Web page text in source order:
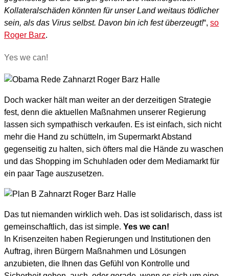
Kollateralschäden könnten für unser Land weitaus tödlicher
sein, als das Virus selbst. Davon bin ich fest überzeugt!“, so
Roger Barz.
Yes we can!
Doch wacker hält man weiter an der derzeitigen Strategie
fest, denn die aktuellen Maßnahmen unserer Regierung
lassen sich sympathisch verkaufen. Es ist einfach, sich nicht
mehr die Hand zu schütteln, im Supermarkt Abstand
gegenseitig zu halten, sich öfters mal die Hände zu waschen
und das Shopping im Schuhladen oder dem Mediamarkt für
ein paar Tage auszusetzen.
Das tut niemanden wirklich weh. Das ist solidarisch, dass ist
gemeinschaftlich, das ist simple. Yes we can!
In Krisenzeiten haben Regierungen und Institutionen den
Auftrag, ihren Bürgern Maßnahmen und Lösungen
anzubieten, die Ihnen das Gefühl von Kontrolle und